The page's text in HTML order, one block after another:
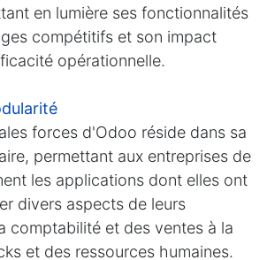
en lumière ses fonctionnalités
compétitifs et son impact
opérationnelle.
forces d'Odoo réside dans sa
permettant aux entreprises de
les applications dont elles ont
divers aspects de leurs
comptabilité et des ventes à la
et des ressources humaines.